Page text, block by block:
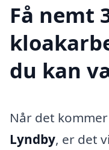
Få nemt
du kan
Når det
Lyndby, er det